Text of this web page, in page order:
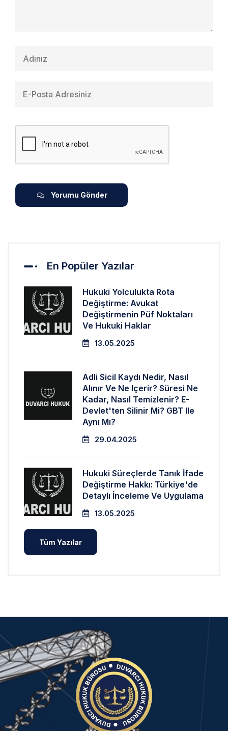
Yorumu Gönder
En Popüler Yazılar
Hukuki Yolculukta Rota
Değiştirme: Avukat
Değiştirmenin Püf Noktaları
Ve Hukuki Haklar
13.05.2025
Adli Sicil Kaydı Nedir, Nasıl
Alınır Ve Ne Içerir? Süresi Ne
Kadar, Nasıl Temizlenir? E-
Devlet'ten Silinir Mi? GBT Ile
Aynı Mı?
29.04.2025
Hukuki Süreçlerde Tanık İfade
Değiştirme Hakkı: Türkiye'de
Detaylı İnceleme Ve Uygulama
13.05.2025
Tüm Yazılar